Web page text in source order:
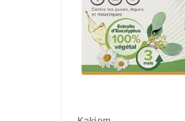
Šis līdzeklis ir
mēnešu vecuma un
uzklāšanas, taču tam